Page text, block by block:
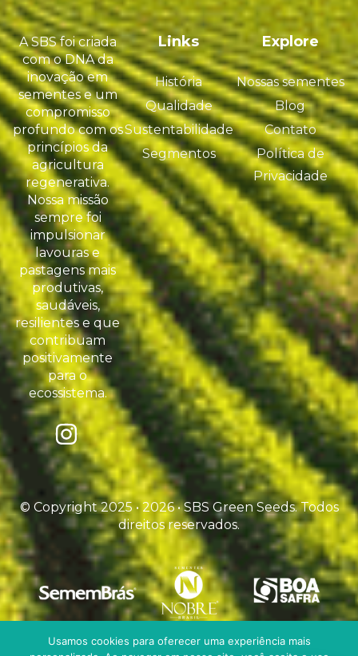
Links
História
Qualidade
Sustentabilidade
Segmentos
Explore
Nossas sementes
Blog
Contato
Política de
Privacidade
A SBS foi criada
com o DNA da
inovação em
sementes e um
compromisso
profundo com os
princípios da
agricultura
regenerativa.
Nossa missão
sempre foi
impulsionar
lavouras e
pastagens mais
produtivas,
saudáveis,
resilientes e que
contribuam
positivamente
para o
ecossistema.
© Copyright 2025 • 2026 • SBS Green Seeds. Todos
direitos reservados.
Usamos cookies para oferecer uma experiência mais